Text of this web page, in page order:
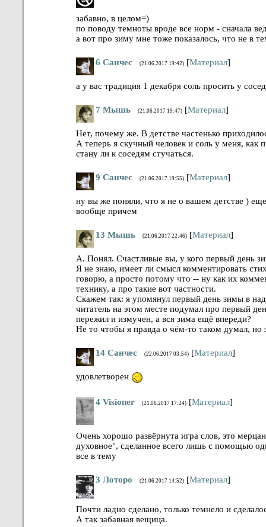
забавно, в целом=)
по поводу темноты вроде все норм - сначала
а вот про зиму мне тоже показалось, что не в
6 Санчес (21.06.2017 19:42) [Материал]
а у вас традиция 1 декабря соль просить у
7 Мышь (21.06.2017 19:47) [Материал]
Нет, почему же. В детстве частенько
А теперь я скучный человек и соль у меня, как
стану ли к соседям стучаться.
9 Санчес (21.06.2017 19:55) [Материал]
ну вы же поняли, что я не о вашем детстве )
вообще причем
13 Мышь (21.06.2017 22:46) [Материал]
А. Понял. Счастливые вы, у кого первый день
Я не знаю, имеет ли смысл комментировать
говорю, а просто потому что -- ну как их
технику, а про такие вот частности.
Скажем так: я упомянул первый день зимы в
читатель на этом месте подумал про первый
пережил и измучен, а вся зима ещё впереди?
Не то чтобы я правда о чём-то таком думал, но
14 Санчес (22.06.2017 03:54) [Материал]
удовлетворен
4 Visioner (21.06.2017 17:24) [Материал]
Очень хорошо развёрнута игра слов, это
духовное", сделанное всего лишь с помощью
все в тему
3 Лоторо (21.06.2017 14:52) [Материал]
Почти ладно сделано, только темнело и
А так забавная вещица.